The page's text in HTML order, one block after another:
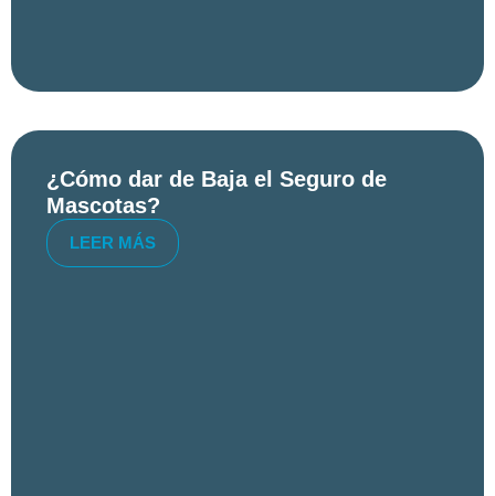
¿Cómo dar de Baja el Seguro de
Mascotas?
LEER MÁS